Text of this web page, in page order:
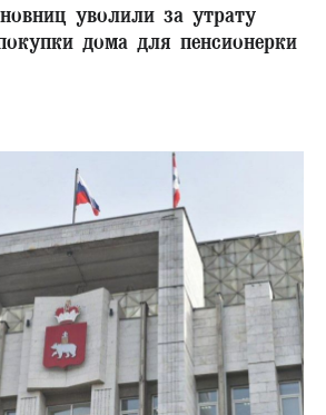
уволили за утрату
дома для пенсионерки